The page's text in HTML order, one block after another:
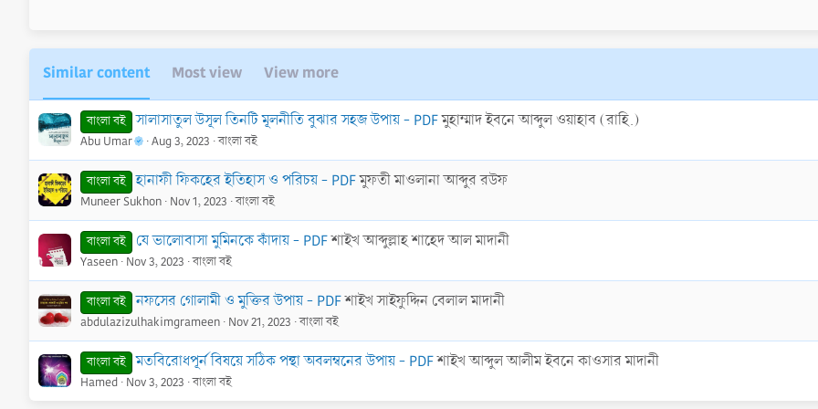
)
Similar content Most view View more
বাংলা বই সালাসাতুল উসূল তিনটি মূলনীতি বুঝার সহজ উপায় - PDFমুহাম্মাদ ইবনে আব্দুল ওয়াহাব (রাহি.)
Abu Umar Aug 3, 2023 বাংলা বই
বাংলা বই হানাফী ফিকহের ইতিহাস ও পরিচয় - PDFমুফতী মাওলানা আব্দুর রউফ
Muneer Sukhon Nov 1, 2023 বাংলা বই
বাংলা বই যে ভালোবাসা মুমিনকে কাঁদায় - PDFশাইখ আব্দুল্লাহ শাহেদ আল মাদানী
Yaseen Nov 3, 2023 বাংলা বই
বাংলা বই নফসের গোলামী ও মুক্তির উপায় - PDFশাইখ সাইফুদ্দিন বেলাল মাদানী
abdulazizulhakimgrameen Nov 21, 2023 বাংলা বই
বাংলা বই মতবিরোধপূর্ন বিষয়ে সঠিক পন্থা অবলম্বনের উপায় - PDFশাইখ আব্দুল আলীম ইবনে কাওসার মাদানী
Hamed Nov 3, 2023 বাংলা বই